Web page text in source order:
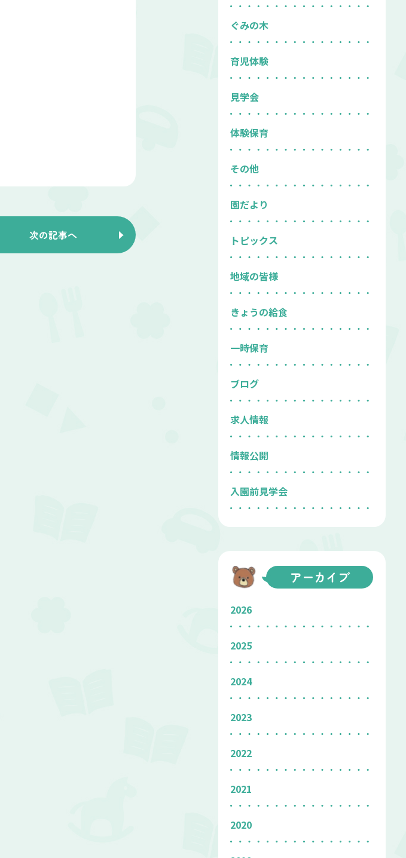
次の記事へ
ぐみの木
育児体験
見学会
体験保育
その他
園だより
トピックス
地域の皆様
きょうの給食
一時保育
ブログ
求人情報
情報公開
入園前見学会
アーカイブ
2026
2025
2024
2023
2022
2021
2020